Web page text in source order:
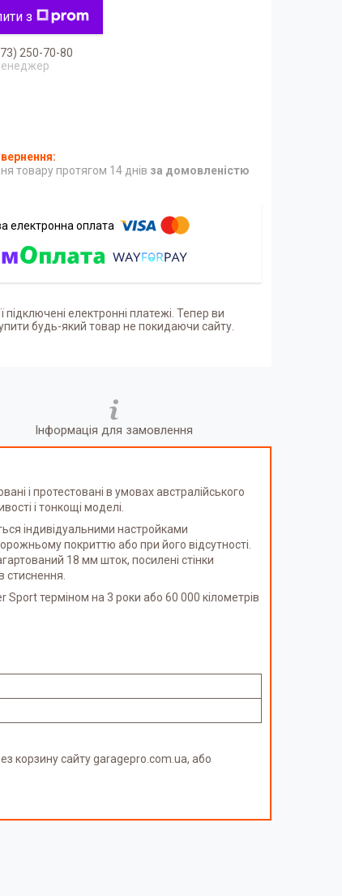
з
250-70-80
товару протягом 14 днів за домовленістю
підключені електронні платежі. Тепер ви
будь-який товар не покидаючи сайту.
Інформація для замовлення
і протестовані в умовах австралійського
і тонкощі моделі.
індивідуальними настройками
покриттю або при його відсутності.
18 мм шток, посилені стінки
стиснення.
Sport терміном на 3 роки або 60 000 кілометрів
корзину сайту garagepro.com.ua, або